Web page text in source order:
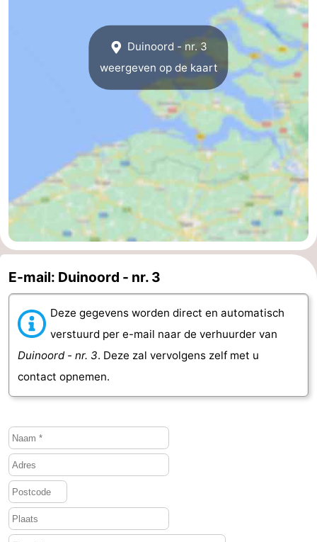
Mantelingen
Domburg
Westkapelle
-
Natuur
Walcherse
bos
-
Dishoek
-
Vlissingen
Middelburg
Vlaanderen
Sluis
-
Cadzand
-
Natuur
Het
Weer
Contact
Duinoord - nr. 3
weergeven op de kaart
E-mail: Duinoord - nr. 3
Deze gegevens worden direct en automatisch
verstuurd per e-mail naar de verhuurder van
Duinoord - nr. 3. Deze zal vervolgens zelf met u
contact opnemen.